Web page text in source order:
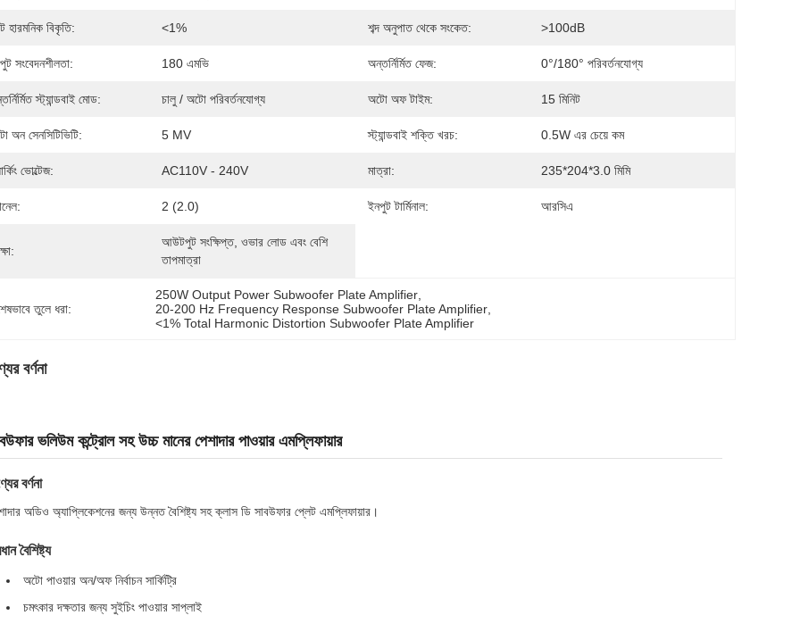
হারমনিক বিকৃতি: <1% শব্দ অনুপাত থেকে সংকেত: >100dB
সংবেদনশীলতা: 180 এমভি অন্তর্নির্মিত ফেজ: 0°/180° পরিবর্তনযোগ্য
স্ট্যান্ডবাই মোড: চালু / অটো পরিবর্তনযোগ্য অটো অফ টাইম: 15 মিনিট
অন সেনসিটিভিটি: 5 MV স্ট্যান্ডবাই শক্তি খরচ: 0.5W এর চেয়ে কম
ভোল্টেজ: AC110V - 240V মাত্রা: 235*204*3.0 মিমি
2 (2.0) ইনপুট টার্মিনাল: আরসিএ
আউটপুট সংক্ষিপ্ত, ওভার লোড এবং বেশি
তাপমাত্রা
তুলে ধরা:
250W Output Power Subwoofer Plate Amplifier
20-200 Hz Frequency Response Subwoofer Plate Amplifier
<1% Total Harmonic Distortion Subwoofer Plate Amplifier
বর্ণনা
ভলিউম কন্ট্রোল সহ উচ্চ মানের পেশাদার পাওয়ার এমপ্লিফায়ার
বর্ণনা
অডিও অ্যাপ্লিকেশনের জন্য উন্নত বৈশিষ্ট্য সহ ক্লাস ডি সাবউফার প্লেট এমপ্লিফায়ার।
বৈশিষ্ট্য
অটো পাওয়ার অন/অফ নির্বাচন সার্কিট্রি
চমৎকার দক্ষতার জন্য সুইচিং পাওয়ার সাপ্লাই